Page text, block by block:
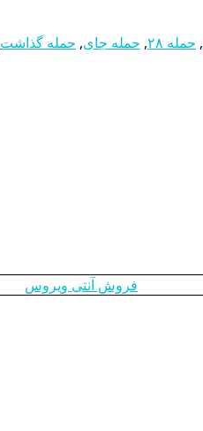
, حمله ۲۸ , حمله جای, حمله گذاشت
فروش آنتی ویروس